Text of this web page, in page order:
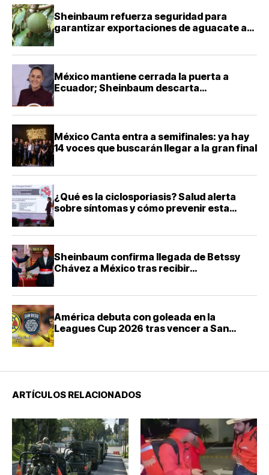
Sheinbaum refuerza seguridad para
garantizar exportaciones de aguacate a
México mantiene cerrada la puerta a
Ecuador; Sheinbaum descarta
México Canta entra a semifinales: ya hay
14 voces que buscarán llegar a la gran final
¿Qué es la ciclosporiasis? Salud alerta
sobre síntomas y cómo prevenir esta
Sheinbaum confirma llegada de Betssy
Chávez a México tras recibir
América debuta con goleada en la
Leagues Cup 2026 tras vencer a San
ARTÍCULOS RELACIONADOS